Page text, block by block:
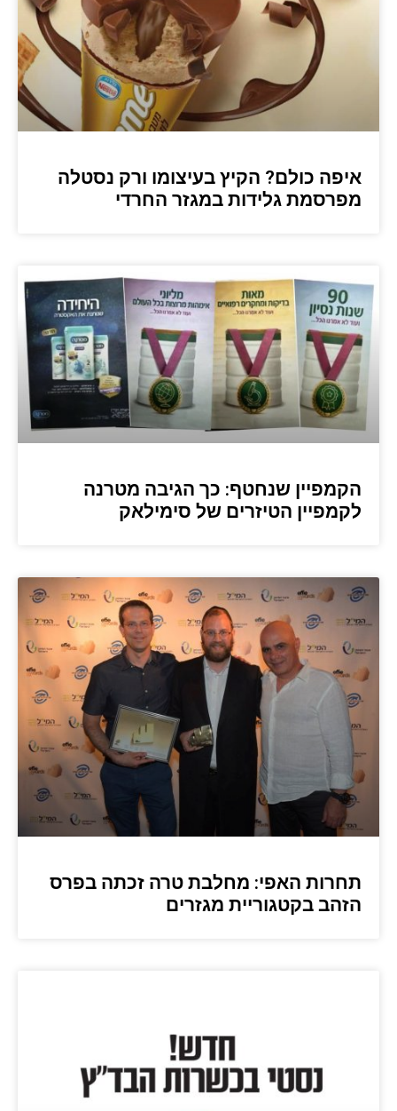
איפה כולם? הקיץ בעיצומו ורק נסטלה
מפרסמת גלידות במגזר החרדי
הקמפיין שנחטף: כך הגיבה מטרנה
לקמפיין הטיזרים של סימילאק
תחרות האפי: מחלבת טרה זכתה בפרס
הזהב בקטגוריית מגזרים